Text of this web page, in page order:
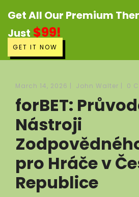
Get All Our Premium
Just $99!
GET IT NOW
March 14, 2026 John Walter 0
forBET:
Nástroji
pro Hráče v
Republice